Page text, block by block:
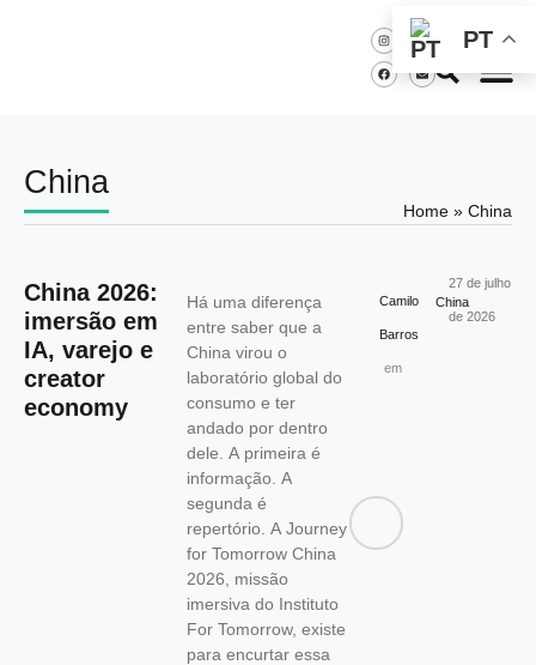
China
Home » China
China 2026:
imersão em
IA, varejo e
creator
economy
Há uma diferença
entre saber que a
China virou o
laboratório global do
consumo e ter
andado por dentro
dele. A primeira é
informação. A
segunda é
repertório. A Journey
for Tomorrow China
2026, missão
imersiva do Instituto
For Tomorrow, existe
para encurtar essa
Camilo
Barros
em
China
27 de julho
de 2026
PT